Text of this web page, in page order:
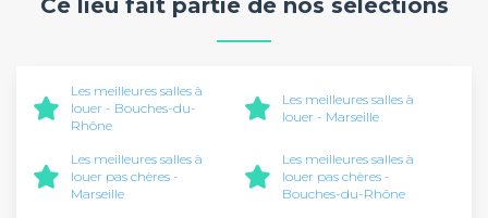
Les meilleures salles à
louer - Bouches-du-
Rhône
Les meilleures salles à
louer - Marseille
Les meilleures salles à
louer pas chères -
Marseille
Les meilleures salles à
louer pas chères -
Bouches-du-Rhône